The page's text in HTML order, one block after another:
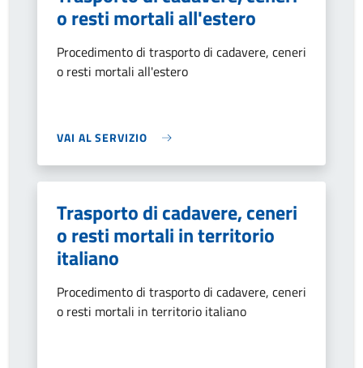
o resti mortali all'estero
Procedimento di trasporto di cadavere, ceneri
o resti mortali all'estero
VAI AL SERVIZIO
Trasporto di cadavere, ceneri
o resti mortali in territorio
italiano
Procedimento di trasporto di cadavere, ceneri
o resti mortali in territorio italiano